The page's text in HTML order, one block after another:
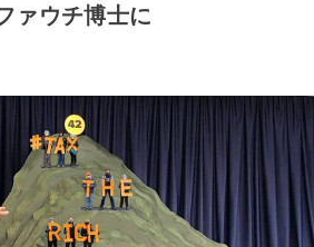
ァウチ博士に